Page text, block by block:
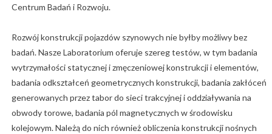
Centrum Badań i Rozwoju.
Rozwój konstrukcji pojazdów szynowych nie byłby możliwy bez
badań. Nasze Laboratorium oferuje szereg testów, w tym badania
wytrzymałości statycznej i zmęczeniowej konstrukcji i elementów,
badania odkształceń geometrycznych konstrukcji, badania zakłóceń
generowanych przez tabor do sieci trakcyjnej i oddziaływania na
obwody torowe, badania pól magnetycznych w środowisku
kolejowym. Należą do nich również obliczenia konstrukcji nośnych